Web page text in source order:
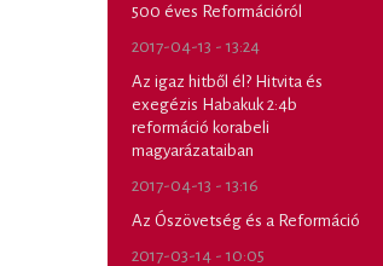
500 éves Reformációról
2017-04-13 - 13:24
Az igaz hitből él? Hitvita és
exegézis Habakuk 2:4b
reformáció korabeli
magyarázataiban
2017-04-13 - 13:16
Az Ószövetség és a Reformáció
2017-03-14 - 10:05